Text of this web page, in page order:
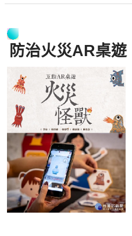
防治火災AR桌遊